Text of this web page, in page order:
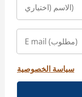
سياسة الخصوصية